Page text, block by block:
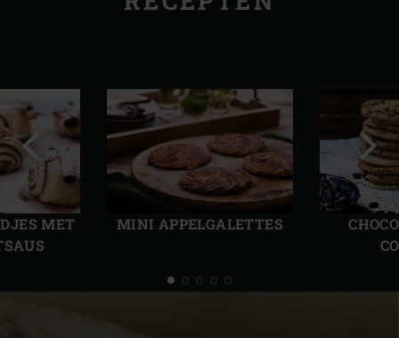
MET
MINI APPELGALETTES
Vorige
slide
slide